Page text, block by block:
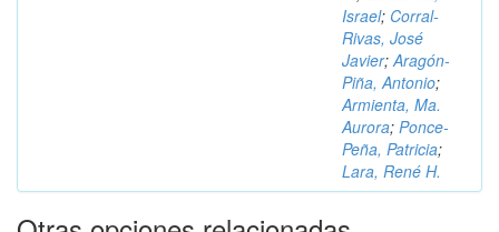
Israel; Corral-
Rivas, José
Javier;Aragón-
Piña, Antonio;
Armienta, Ma.
Aurora; Ponce-
Peña, Patricia;
Lara, René H.